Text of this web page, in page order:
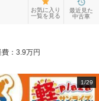
お気に入り
一覧を見る
最近見た
中古車
： 3.9万円
1/29